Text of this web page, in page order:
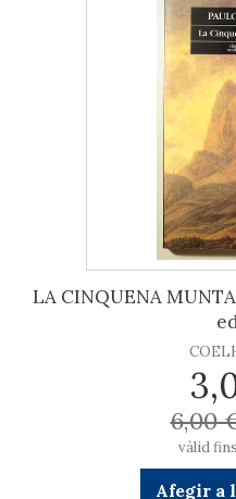
LA CINQUENA
6,00
vàlid
Afegir a